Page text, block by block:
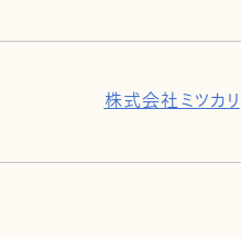
株式会社ミツカリ